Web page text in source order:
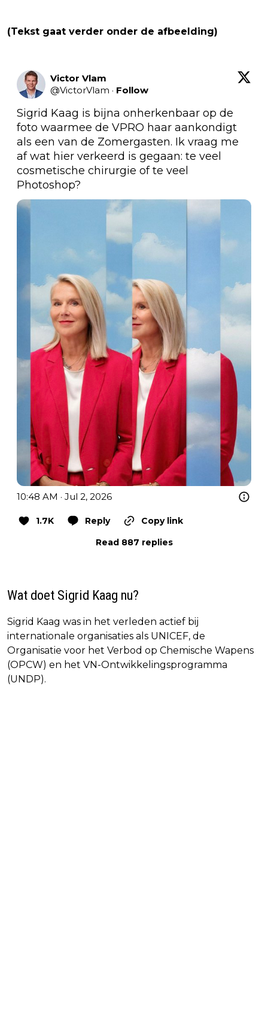
(Tekst gaat verder onder de afbeelding)
Victor Vlam
@VictorVlam · Follow
Sigrid Kaag is bijna onherkenbaar op de
foto waarmee de VPRO haar aankondigt
als een van de Zomergasten. Ik vraag me
af wat hier verkeerd is gegaan: te veel
cosmetische chirurgie of te veel
Photoshop?
10:48 AM · Jul 2, 2026
1.7K Reply
Copy link
Read 887 replies
Wat doet Sigrid Kaag nu?
Sigrid Kaag was in het verleden actief bij
internationale organisaties als UNICEF, de
Organisatie voor het Verbod op Chemische Wapens
(OPCW) en het VN-Ontwikkelingsprogramma
(UNDP).